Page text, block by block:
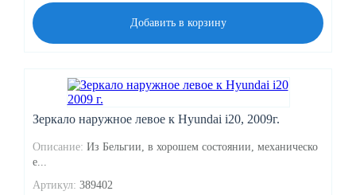
Добавить в корзину
Зеркало наружное левое к Hyundai i20, 2009г.
Описание: Из Бельгии, в хорошем состоянии, механическо
е...
Артикул: 389402